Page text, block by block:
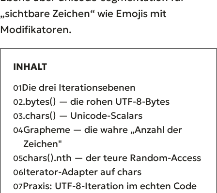
„sichtbare Zeichen“ wie Emojis mit
Modifikatoren.
INHALT
Die drei Iterationsebenen
.bytes() — die rohen UTF-8-Bytes
.chars() — Unicode-Scalars
Grapheme — die wahre „Anzahl der
Zeichen"
chars().nth — der teure Random-Access
Iterator-Adapter auf chars
Praxis: UTF-8-Iteration im echten Code